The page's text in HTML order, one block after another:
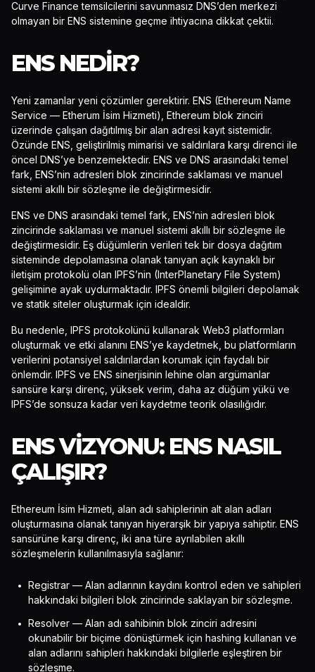
Curve Finance temsilcilerini savunmasız DNS’den merkezi
olmayan bir ENS sistemine geçme ihtiyacına dikkat çektii.
ENS NEDIR?
Yeni zamanlar yeni çözümler gerektirir. ENS (Ethereum Name
Service — Etherum İsim Hizmeti), Ethereum blok zinciri
üzerinde çalışan dağıtılmış bir alan adresi kayıt sistemidir.
Özünde ENS, geliştirilmiş mimarisi ve saldırılara karşı direnci ile
öncel DNS’ye benzemektedir. ENS ve DNS arasındaki temel
fark, ENS’nin adresleri blok zincirinde saklaması ve manuel
sistemi akıllı bir sözleşme ile değiştirmesidir.
ENS ve DNS arasındaki temel fark, ENS’nin adresleri blok
zincirinde saklaması ve manuel sistemi akıllı bir sözleşme ile
değiştirmesidir. Eş düğümlerin verileri tek bir dosya dağıtım
sisteminde depolamasına olanak tanıyan açık kaynaklı bir
iletişim protokolü olan IPFS’nin (InterPlanetary File System)
gelişimine ayak uydurmaktadır. IPFS önemli bilgileri depolamak
ve statik siteler oluşturmak için idealdir.
Bu nedenle, IPFS protokolünü kullanarak Web3 platformları
oluşturmak ve etki alanını ENS’ye kaydetmek, bu platformların
verilerini potansiyel saldırılardan korumak için faydalı bir
önlemdir. IPFS ve ENS sinerjisinin lehine olan argümanlar
sansüre karşı direnç, yüksek verim, daha az düğüm yükü ve
IPFS’de sonsuza kadar veri kaydetme teorik olasılığıdır.
ENS VIZYONU: ENS NASIL
ÇALIŞIR?
Ethereum İsim Hizmeti, alan adı sahiplerinin alt alan adları
oluşturmasına olanak tanıyan hiyerarşik bir yapıya sahiptir. ENS
sansürüne karşı direnç, iki ana türe ayrılabilen akıllı
sözleşmelerin kullanılmasıyla sağlanır:
Registrar — Alan adlarının kaydını kontrol eden ve sahipleri
hakkındaki bilgileri blok zincirinde saklayan bir sözleşme.
Resolver — Alan adı sahibinin blok zinciri adresini
okunabilir bir biçime dönüştürmek için hashing kullanan ve
alan adlarını sahipleri hakkındaki bilgilerle eşleştiren bir
sözleşme.